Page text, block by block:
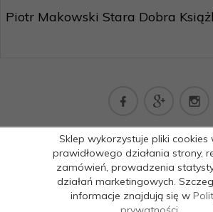
Piotr Makowski Stara Dobra
kontakt@staradobraksiazka.pl
Informacja o cookies | sklep
Sklep wykorzystuje pliki cookies
prawidłowego działania strony,
zamówień, prowadzenia
działań marketingowych.
informacje znajdują się w